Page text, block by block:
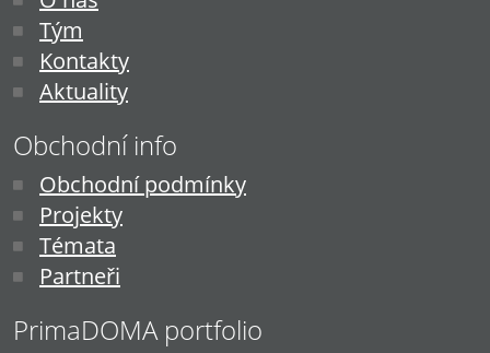
Tým
Kontakty
Aktuality
Obchodní info
Obchodní podmínky
Projekty
Témata
Partneři
PrimaDOMA portfolio